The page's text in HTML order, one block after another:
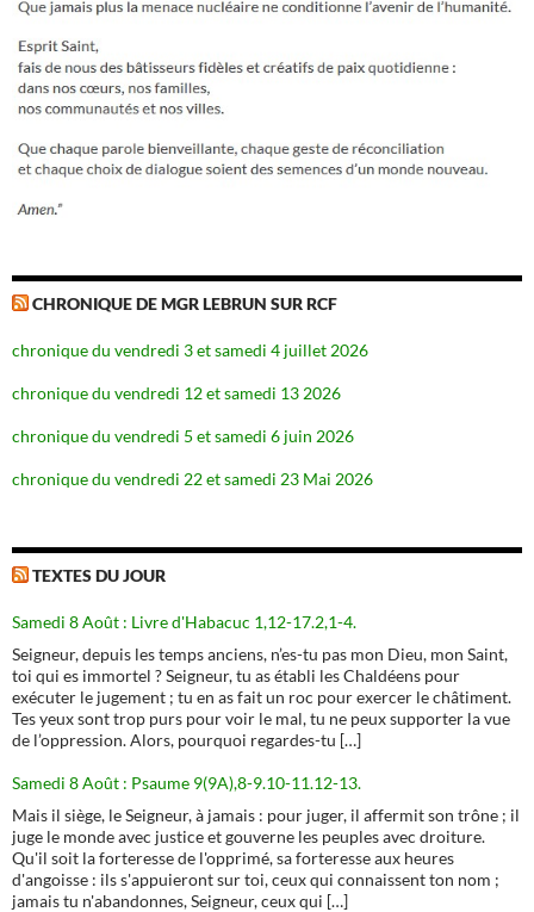
CHRONIQUE DE MGR LEBRUN SUR RCF
chronique du vendredi 3 et samedi 4 juillet 2026
chronique du vendredi 12 et samedi 13 2026
chronique du vendredi 5 et samedi 6 juin 2026
chronique du vendredi 22 et samedi 23 Mai 2026
TEXTES DU JOUR
Samedi 8 Août : Livre d'Habacuc 1,12-17.2,1-4.
Seigneur, depuis les temps anciens, n’es-tu pas mon Dieu, mon Saint,
toi qui es immortel ? Seigneur, tu as établi les Chaldéens pour
exécuter le jugement ; tu en as fait un roc pour exercer le châtiment.
Tes yeux sont trop purs pour voir le mal, tu ne peux supporter la vue
de l’oppression. Alors, pourquoi regardes-tu […]
Samedi 8 Août : Psaume 9(9A),8-9.10-11.12-13.
Mais il siège, le Seigneur, à jamais : pour juger, il affermit son trône ; il
juge le monde avec justice et gouverne les peuples avec droiture.
Qu'il soit la forteresse de l'opprimé, sa forteresse aux heures
d'angoisse : ils s'appuieront sur toi, ceux qui connaissent ton nom ;
jamais tu n'abandonnes, Seigneur, ceux qui […]